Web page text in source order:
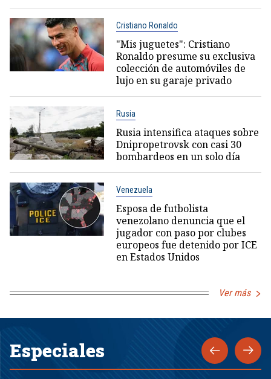
Cristiano Ronaldo
"Mis juguetes": Cristiano
Ronaldo presume su exclusiva
colección de automóviles de
lujo en su garaje privado
Rusia
Rusia intensifica ataques sobre
Dnipropetrovsk con casi 30
bombardeos en un solo día
Venezuela
Esposa de futbolista
venezolano denuncia que el
jugador con paso por clubes
europeos fue detenido por ICE
en Estados Unidos
Ver más
Especiales